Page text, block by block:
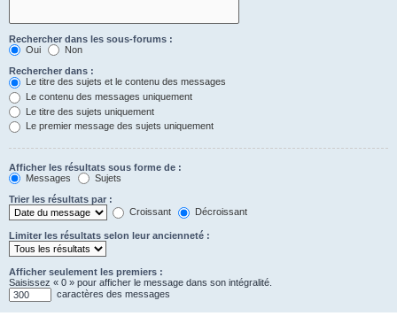
Rechercher dans les sous-forums :
Oui
Non
Rechercher dans :
Le titre des sujets et le contenu des messages
Le contenu des messages uniquement
Le titre des sujets uniquement
Le premier message des sujets uniquement
Afficher les résultats sous forme de :
Messages
Sujets
Trier les résultats par :
Croissant
Décroissant
Limiter les résultats selon leur ancienneté :
Afficher seulement les premiers :
Saisissez « 0 » pour afficher le message dans son intégralité.
caractères des messages